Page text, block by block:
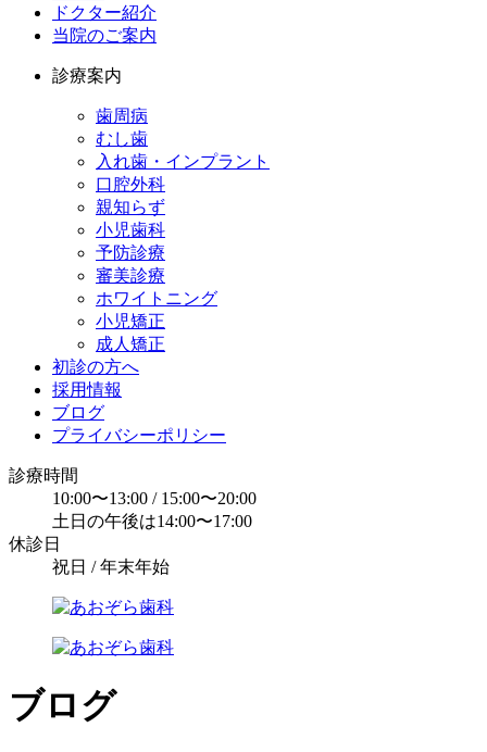
ドクター紹介
当院のご案内
診療案内
歯周病
むし歯
入れ歯・インプラント
口腔外科
親知らず
小児歯科
予防診療
審美診療
ホワイトニング
小児矯正
成人矯正
初診の方へ
採用情報
ブログ
プライバシーポリシー
診療時間
10:00〜13:00 / 15:00〜20:00
土日の午後は14:00〜17:00
休診日
祝日 / 年末年始
ブログ